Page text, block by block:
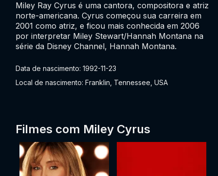
Data de nascimento: 1992-11-23
Local de nascimento: Franklin, Tennessee, USA
Miley Ray Cyrus é uma cantora, compositora e atriz
norte-americana. Cyrus começou sua carreira em
2001 como atriz, e ficou mais conhecida em 2006
por interpretar Miley Stewart/Hannah Montana na
série da Disney Channel, Hannah Montana.
Filmes com Miley Cyrus